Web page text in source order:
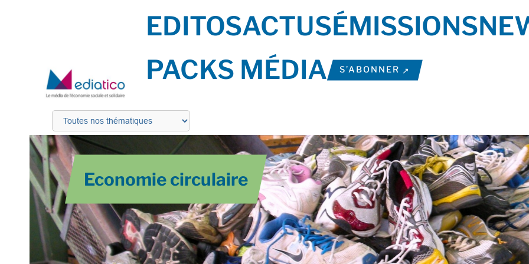
EDITOSACTUSÉMISSIONS
PACKS MÉDIA
S’ABONNER
Economie circulaire